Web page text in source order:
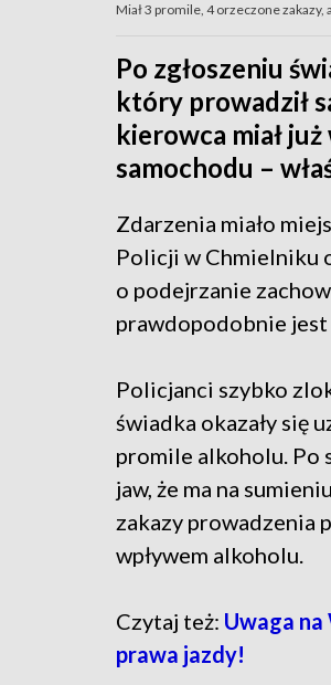
Miał 3 promile, 4 orzeczone zakazy,
Po zgłoszeniu
który prowadził
kierowca miał
samochodu –
Zdarzenia miało
Policji w Chmielniku
o podejrzanie
prawdopodobnie jest
Policjanci szybko
świadka okazały się
promile alkoholu. Po
jaw, że ma na
zakazy prowadzenia
wpływem alkoholu.
Czytaj też: Uwaga
prawa jazdy!